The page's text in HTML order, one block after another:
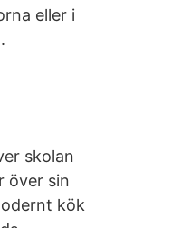
eller i
skolan
över sin
kök